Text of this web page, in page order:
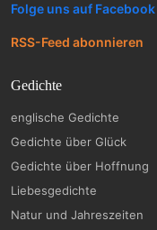
Folge uns auf Facebook
RSS-Feed abonnieren
Gedichte
englische Gedichte
Gedichte über Glück
Gedichte über Hoffnung
Liebesgedichte
Natur und Jahreszeiten